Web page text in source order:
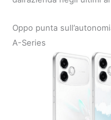
Oppo punta
A-Series